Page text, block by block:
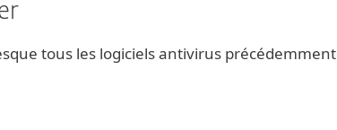
tous les logiciels antivirus précédemment